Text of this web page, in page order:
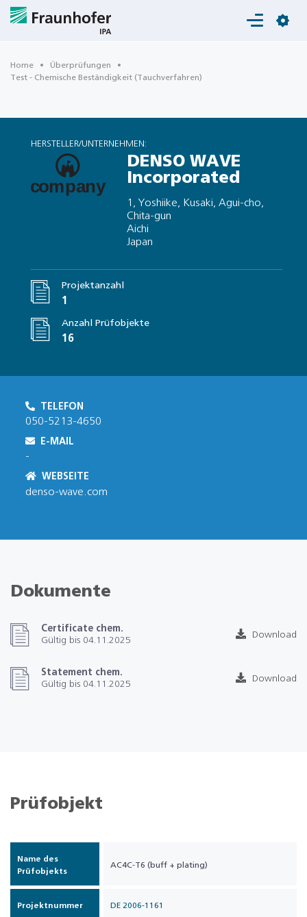
Login
Home
Überprüfungen
Test - Chemische Beständigkeit (Tauchverfahren)
HERSTELLER/UNTERNEHMEN:
DENSO WAVE
Incorporated
1, Yoshiike, Kusaki, Agui-cho,
Chita-gun
Aichi
Japan
Projektanzahl
1
Anzahl Prüfobjekte
16
TELEFON
050-5213-4650
E-MAIL
-
WEBSEITE
denso-wave.com
Dokumente
Certificate chem.
Gültig bis 04.11.2025
Download
Statement chem.
Gültig bis 04.11.2025
Download
Prüfobjekt
Name des
Prüfobjekts
AC4C-T6 (buff + plating)
Projektnummer DE 2006-1161